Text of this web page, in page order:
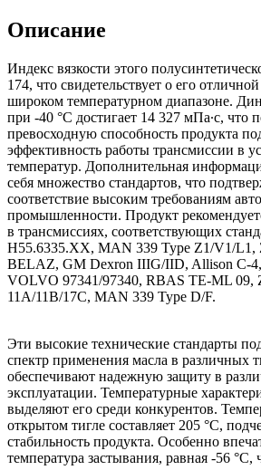
Описание
Индекс вязкости этого
174, что свидетельствует о его
широком температурном диапазоне.
при -40 °C достигает 14 327 мПа∙с, что
превосходную способность продукта
эффективность работы трансмиссии в
температур. Дополнительная
себя множество стандартов, что
соответствие высоким требованиям
промышленности. Продукт
в трансмиссиях, соответствующих
H55.6335.XX, MAN 339 Type Z1/V1/L1,
BELAZ, GM Dexron IIIG/IID, Allison C-
VOLVO 97341/97340, RBAS TE-ML 09,
11A/11B/17C, MAN 339 Type D/F.
Эти высокие технические стандарты
спектр применения масла в различных
обеспечивают надежную защиту в
эксплуатации. Температурные
выделяют его среди конкурентов.
открытом тигле составляет 205 °C,
стабильность продукта. Особенно
температура застывания, равная -56 °C,